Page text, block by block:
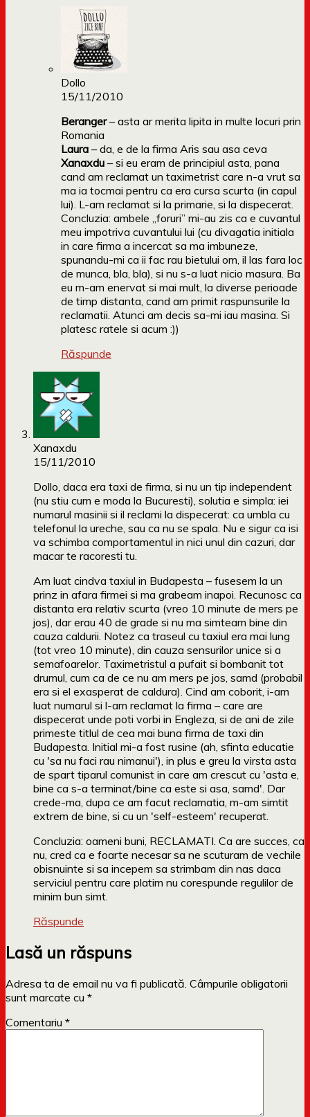
Dollo
15/11/2010
Beranger– asta ar merita lipita in multe locuri prin
Romania
Laura – da, e de la firma Aris sau asa ceva
Xanaxdu – si eu eram de principiul asta, pana
cand am reclamat un taximetrist care n-a vrut sa
ma ia tocmai pentru ca era cursa scurta (in capul
lui). L-am reclamat si la primarie, si la dispecerat.
Concluzia: ambele „foruri” mi-au zis ca e cuvantul
meu impotriva cuvantului lui (cu divagatia initiala
in care firma a incercat sa ma imbuneze,
spunandu-mi ca ii fac rau bietului om, il las fara loc
de munca, bla, bla), si nu s-a luat nicio masura. Ba
eu m-am enervat si mai mult, la diverse perioade
de timp distanta, cand am primit raspunsurile la
reclamatii. Atunci am decis sa-mi iau masina. Si
platesc ratele si acum :))
Răspunde
Xanaxdu
15/11/2010
Dollo, daca era taxi de firma, si nu un tip independent
(nu stiu cum e moda la Bucuresti), solutia e simpla: iei
numarul masinii si il reclami la dispecerat: ca umbla cu
telefonul la ureche, sau ca nu se spala. Nu e sigur ca isi
va schimba comportamentul in nici unul din cazuri, dar
macar te racoresti tu.
Am luat cindva taxiul in Budapesta – fusesem la un
prinz in afara firmei si ma grabeam inapoi. Recunosc ca
distanta era relativ scurta (vreo 10 minute de mers pe
jos), dar erau 40 de grade si nu ma simteam bine din
cauza caldurii. Notez ca traseul cu taxiul era mai lung
(tot vreo 10 minute), din cauza sensurilor unice si a
semafoarelor. Taximetristul a pufait si bombanit tot
drumul, cum ca de ce nu am mers pe jos, samd (probabil
era si el exasperat de caldura). Cind am coborit, i-am
luat numarul si l-am reclamat la firma – care are
dispecerat unde poti vorbi in Engleza, si de ani de zile
primeste titlul de cea mai buna firma de taxi din
Budapesta. Initial mi-a fost rusine (ah, sfinta educatie
cu 'sa nu faci rau nimanui'), in plus e greu la virsta asta
de spart tiparul comunist in care am crescut cu 'asta e,
bine ca s-a terminat/bine ca este si asa, samd'. Dar
crede-ma, dupa ce am facut reclamatia, m-am simtit
extrem de bine, si cu un 'self-esteem' recuperat.
Concluzia: oameni buni, RECLAMATI. Ca are succes, ca
nu, cred ca e foarte necesar sa ne scuturam de vechile
obisnuinte si sa incepem sa strimbam din nas daca
serviciul pentru care platim nu corespunde regulilor de
minim bun simt.
Răspunde
Lasă un răspuns
Adresa ta de email nu va fi publicată. Câmpurile obligatorii
sunt marcate cu *
Comentariu *